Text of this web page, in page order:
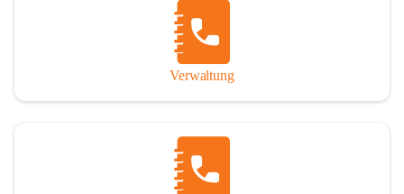
Verwaltung